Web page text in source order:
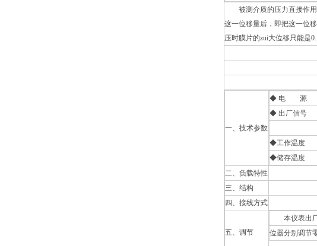
被测介质的压力直接作用
这一位移量后，即把这一位
压时膜片的zui大位移只能是
一、技术参数
◆ 电 源
◆ 出厂信号
0-
◆工作温度
◆储存温度
二、负载特性
三、结构
四、接线方式
五、调节
本仪表出厂
位器分别调节